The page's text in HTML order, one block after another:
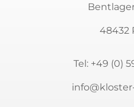
48432
Tel: +49 (0)